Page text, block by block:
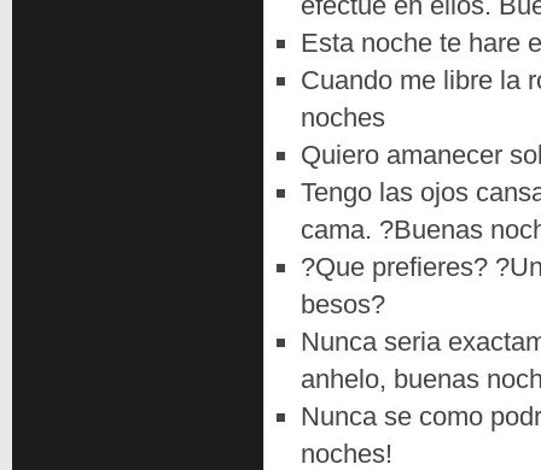
Esta noche te hare
Cuando me libre la
noches
Quiero amanecer
Tengo las ojos
cama. ?Buenas
?Que prefieres?
besos?
Nunca seri­a
anhelo, buenas
Nunca se como
noches!